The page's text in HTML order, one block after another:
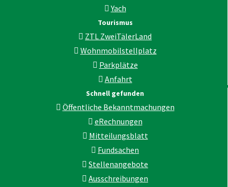
Yach
Tourismus
ZTL ZweiTälerLand
Wohnmobilstellplatz
Parkplätze
Anfahrt
Schnell gefunden
Öffentliche Bekanntmachungen
eRechnungen
Mitteilungsblatt
Fundsachen
Stellenangebote
Ausschreibungen